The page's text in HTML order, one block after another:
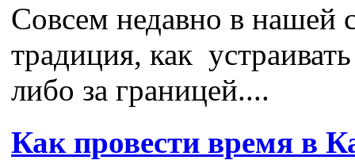
Совсем недавно в нашей
традиция, как
либо за границей....
Как провести время в